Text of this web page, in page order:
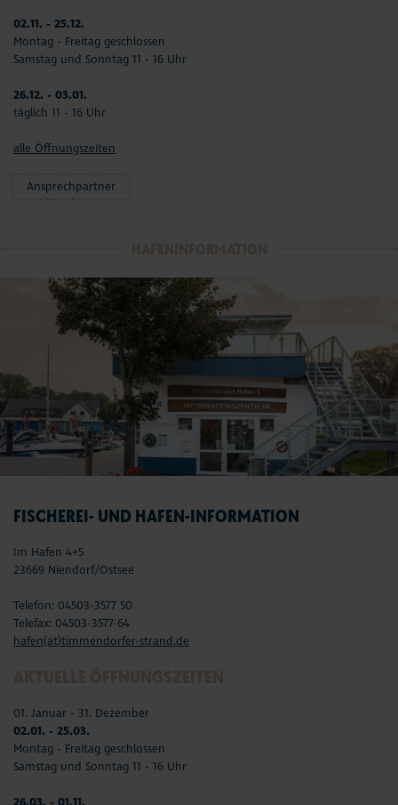
02.11. - 25.12.
Montag - Freitag geschlossen
Samstag und Sonntag 11 - 16 Uhr
26.12. - 03.01.
täglich 11 - 16 Uhr
alle Öffnungszeiten
Ansprechpartner
FISCHEREI- UND HAFEN-INFORMATION
Im Hafen 4+5
23669 Niendorf/Ostsee
Telefon: 04503-3577 50
Telefax: 04503-3577-64
hafen(at)timmendorfer-strand.de
01. Januar - 31. Dezember
02.01. - 25.03.
Montag - Freitag geschlossen
Samstag und Sonntag 11 - 16 Uhr
26.03. - 01.11.